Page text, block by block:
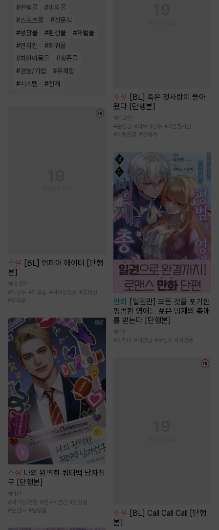
#전쟁물 #빙의물
#스포츠물 #전문직
#성장물 #환생물 #재벌물
#먼치킨 #회귀물
#차원이동물 #생존물
#경영/기업 #유쾌함
#시스템 #천재
소설 [BL] 언페어 헤이터 [단행
본]
3.5만
#도망수 #애절물 #서브공있음 #할리킹
#후회공
소설 나의 완벽한 쿼터백 남자친
구 [단행본]
1천
#외국인/혼혈 #친구>연인 #성장물
#순진녀 #달달물
소설 [BL] 죽은 첫사랑이 돌아
왔다 [단행본]
1.9만
#순정공 #외유내강수 #3인칭시점
#사랑꾼공 #연예계
만화
[일권만] 모든 것을 포기한
평범한 영애는 젊은 빙제의 총애
를 받는다 [단행본]
1천
#상처녀 #직진남 #로맨스 #서양풍
소설 [BL] Call Call Call [단행
본]